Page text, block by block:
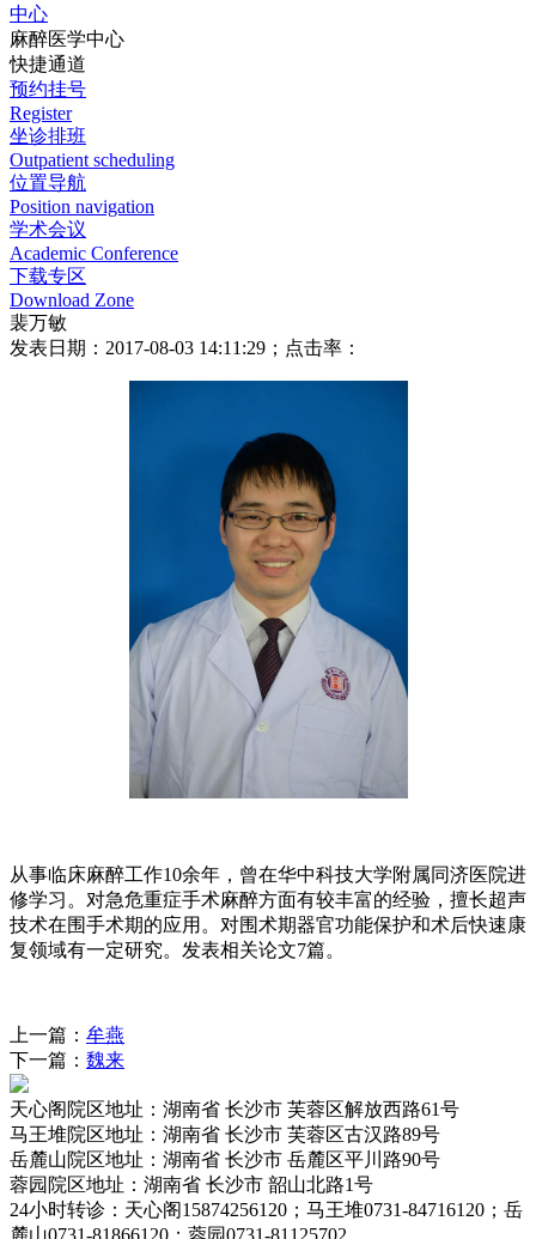
中心
麻醉医学中心
快捷通道
预约挂号
Register
坐诊排班
Outpatient scheduling
位置导航
Position navigation
学术会议
Academic Conference
下载专区
Download Zone
裴万敏
发表日期：2017-08-03 14:11:29；点击率：
从事临床麻醉工作10余年，曾在华中科技大学附属同济医院进
修学习。对急危重症手术麻醉方面有较丰富的经验，擅长超声
技术在围手术期的应用。对围术期器官功能保护和术后快速康
复领域有一定研究。发表相关论文7篇。
上一篇： 牟燕
下一篇： 魏来
天心阁院区地址：湖南省 长沙市 芙蓉区解放西路61号
马王堆院区地址：湖南省 长沙市 芙蓉区古汉路89号
岳麓山院区地址：湖南省 长沙市 岳麓区平川路90号
蓉园院区地址：湖南省 长沙市 韶山北路1号
24小时转诊 ：天心阁15874256120；马王堆0731-84716120；岳
麓山0731-81866120；蓉园0731-81125702